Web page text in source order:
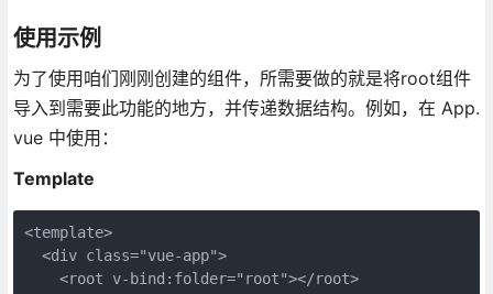
使用示例
为了使用咱们刚刚创建的组件，所需要做的就是将root组件
导入到需要此功能的地方，并传递数据结构。例如，在 App.
vue 中使用：
Template
<template>
  <div class="vue-app">
    <root v-bind:folder="root"></root>